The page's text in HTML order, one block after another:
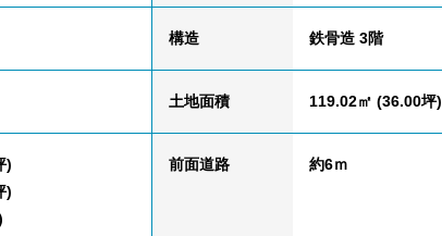
構造 鉄骨造 3階
土地面積 119.02㎡ (36.00坪)
)
)
前面道路 約6ｍ